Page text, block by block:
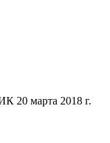
20 марта 2018 г.